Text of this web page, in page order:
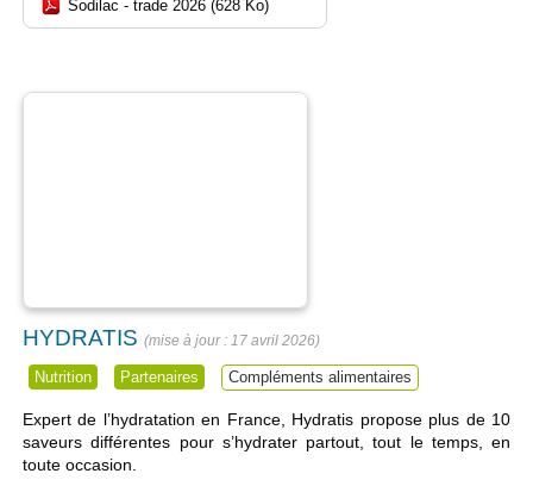
Sodilac - trade 2026 (628 Ko)
HYDRATIS 17 avril 2026
Nutrition Partenaires Compléments alimentaires
Expert de l’hydratation en France, Hydratis propose plus de 10
saveurs différentes pour s’hydrater partout, tout le temps, en
toute occasion.